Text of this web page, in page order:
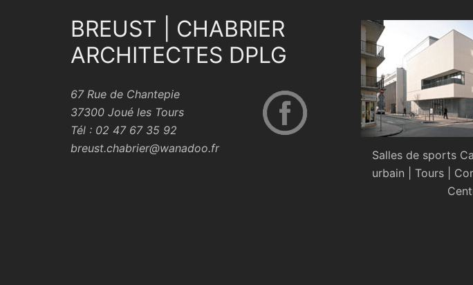
BREUST | CHABRIER
ARCHITECTES DPLG
67 Rue de Chantepie
37300 Joué les Tours
Tél : 02 47 67 35 92
breust.chabrier@wanadoo.fr
Salles de sports
urbain | Tours |